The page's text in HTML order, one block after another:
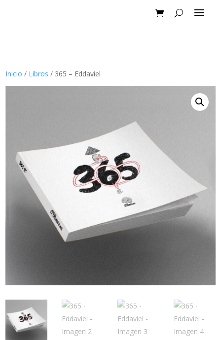
Inicio / Libros / 365 – Eddaviel